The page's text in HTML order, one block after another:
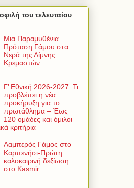
του τελευταίου
Μια Παραμυθένια
Πρόταση Γάμου στα
Νερά της Λίμνης
Κρεμαστών
Γ’ Εθνική 2026-2027: Τι
προβλέπει η νέα
προκήρυξη για το
πρωτάθλημα – Έως
120 ομάδες και όμιλοι
κριτήρια
Λαμπερός Γάμος στο
Καρπενήσι-Πρώτη
καλοκαιρινή δεξίωση
στο Kasmir